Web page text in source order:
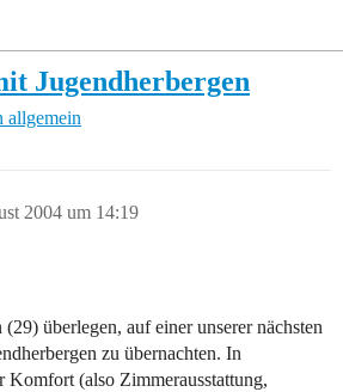
Jugendherbergen
allgemein
2004 um 14:19
überlegen, auf einer unserer nächsten
zu übernachten. In
Komfort (also Zimmerausstattung,